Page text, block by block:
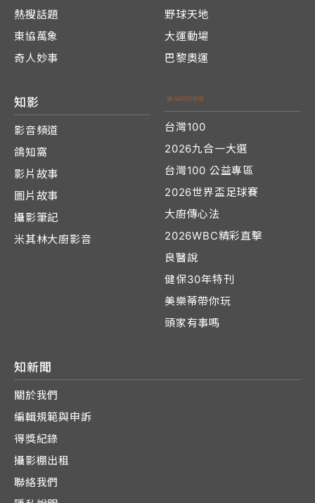
熱搜話題
東協萬象
奇人妙事
野球天地
大運動場
巴黎奧運
知影
影音頻道
鴿知窩
影片故事
圖片故事
攝影筆記
米其林大廚影音
台灣100
2026九合一大選
台灣100 公益專區
2026世界盃足球賽
大廚傳心法
2026WBC精彩直擊
良醫說
健保30年特刊
美樂蒂帶你玩
頭家有事嗎
知新聞
關於我們
編輯規範與申訴
得獎紀錄
攝影棚出租
聯絡我們